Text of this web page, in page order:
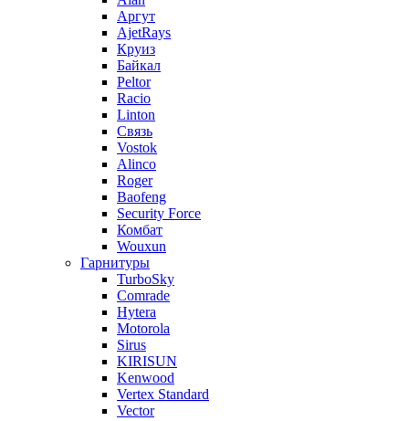
Аргут
AjetRays
Круиз
Байкал
Peltor
Racio
Linton
Связь
Vostok
Alinco
Roger
Baofeng
Security Force
Комбат
Wouxun
Гарнитуры
TurboSky
Comrade
Hytera
Motorola
Sirus
KIRISUN
Kenwood
Vertex Standard
Vector